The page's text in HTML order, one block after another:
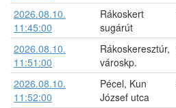
2026.08.10.
11:45:00
Rákoskert
sugárút
2026.08.10.
11:51:00
Rákoskeresztúr,
városkp.
2026.08.10.
11:52:00
Pécel, Kun
József utca